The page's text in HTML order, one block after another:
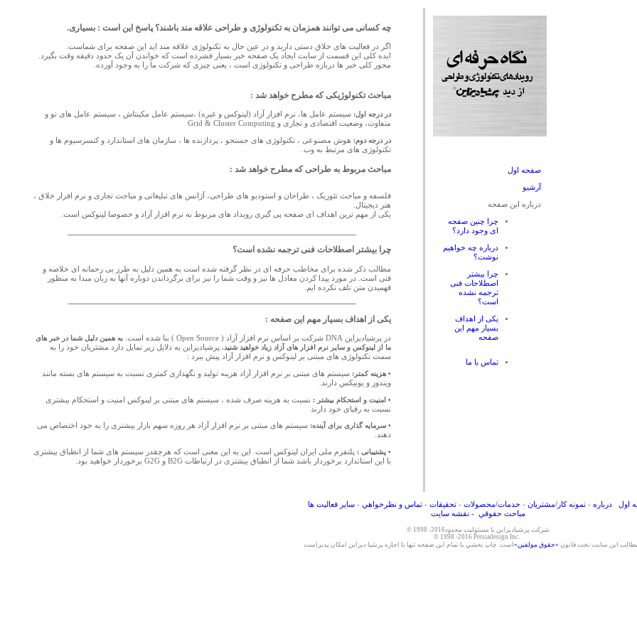
چه کسانی می توانند همزمان به تکنولوژی و طراحی علاقه مند باشند؟ پاسخ این است : بسیاری.
اگر در فعالیت های خلاق دستی دارید و در عین حال به تکنولوژی علاقه مند اید این صفحه برای شماست.
ایده کلی این قسمت از سایت ایجاد یک صفحه خبر بسیار فشرده است که خواندن آن یک حدود دقیقه وقت بگیرد.
محور کلی خبر ها درباره طراحی و تکنولوژی است ، یعنی چیزی که شرکت ما را به وجود آورده.
مباحث تکنولوژیکی که مطرح خواهد شد :
در درجه اول: سیستم عامل ها، نرم افزار آزاد (لینوکس و غیره) ،سیستم عامل مکینتاش ، سیستم عامل های نو و
متفاوت، وضعیت اقتصادی و تجاری و Grid & Cluster Computing
در درجه دوم: هوش مصنوعی ، تکنولوژی های جستجو ، پردازنده ها ، سازمان های استاندارد و کنسرسیوم ها و
تکنولوژی های مرتبط به وب.
مباحث مربوط به طراحی که مطرح خواهد شد :
فلسفه و مباحث تئوریک ، طراحان و استودیو های طراحی، آژانس های تبلیغاتی و مباحث تجاری و نرم افزار خلاق ،
هنر دیجیتال.
یکی از مهم ترین اهداف ای صفحه پی گیری رویداد های مربوط به نرم افزار آزاد و خصوصا لینوکس است.
چرا بیشتر اصطلاحات فنی ترجمه نشده است؟
مطالب ذکر شده برای مخاطب حرفه ای در نظر گرفته شده است به همین دلیل به طرز بی رحمانه ای خلاصه و
فنی است. در مورد پیدا کردن معادل ها نیز و وقت شما را نیز برای برگرداندن دوباره آنها به زبان مبدا به منظور
فهمیدن متن تلف نکرده ایم.
یکی از اهداف بسیار مهم این صفحه :
در پرشیادیزاین DNA شرکت بر اساس نرم افزار آزاد ( Open Source ) بنا شده است.
به همین دلیل شما در خبر های
ما از لینوکس و سایر نرم افزار های آزاد زیاد خواهید شنید. پرشیادیزاین به دلایل زیر تمایل دارد مشتریان خود را به
سمت تکنولوژی های مبتنی بر لینوکس و نرم افزار آزاد پیش ببرد :
• هزینه کمتر: سیستم های مبتنی بر نرم افزار آزاد هزینه تولید و نگهداری کمتری نسبت به سیستم های بسته مانند
ویندوز و یونیکس دارند.
• امنیت و استحکام بیشتر : نسبت به هزینه صرف شده ، سیستم های مبتنی بر لینوکس امنیت و استحکام بیشتری
نسبت به رقبای خود دارند
• سرمایه گذاری برای آینده: سیستم های مبتنی بر نرم افزار آزاد هر روزه سهم بازار بیشتری را به خود اختصاص می
دهند.
• پشتیبانی : پلتفرم ملی ایران لینوکس است. این به این معنی است که هرچقدر سیستم های شما از انطباق بیشتری
با این استاندارد برخوردار باشد شما از انطباق بیشتری در ارتباطات B2G و G2G برخوردار خواهید بود.
صفحه اول
آرشیو
درباره این صفحه
چرا چنین صفحه
ای وجود دارد؟
درباره چه خواهیم
نوشت؟
چرا بیشتر
اصطلاحات فنی
ترجمه نشده
است؟
یکی از اهداف
بسیار مهم این
صفحه
تماس با ما
اول درباره - نمونه کار/مشتريان - خدمات/محصولات - تحقيقات - تماس و نظرخواهي - ساير فعاليت ها
مباحث حقوقي - نقشه سایت
© 1998 -2016شرکت پرشياديزاين با مسئوليت محدود
© 1998 -2016 Persiadesign Inc.
اين سايت تحت قانون «حقوق مولفين» است. چاپ بخشي يا تمام اين صفحه تنها با اجازه پرشيا ديزاين امکان پذيراست